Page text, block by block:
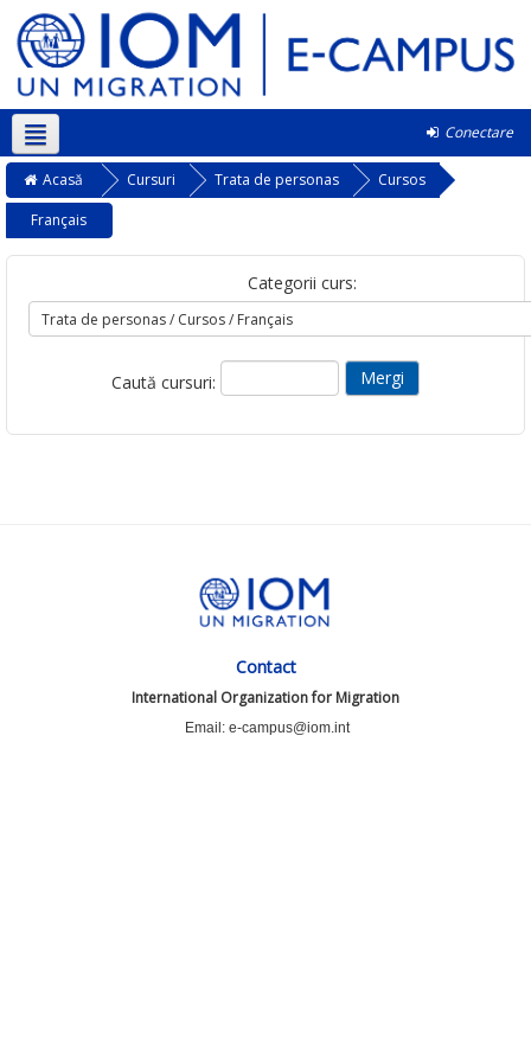
Conectare
Română ‎(ro)‎
Acasă Cursuri Trata de personas
Cursos
Français
Categorii curs:
Caută cursuri:
Contact
International Organization for Migration
Email: e-campus@iom.int